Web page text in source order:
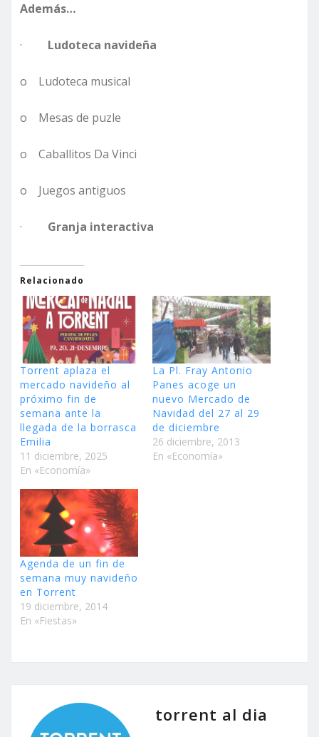
Además…
· Ludoteca navideña
o Ludoteca musical
o Mesas de puzle
o Caballitos Da Vinci
o Juegos antiguos
· Granja interactiva
Relacionado
Torrent aplaza el
mercado navideño al
próximo fin de
semana ante la
llegada de la borrasca
Emilia
11 diciembre, 2025
En «Economía»
La Pl. Fray Antonio
Panes acoge un
nuevo Mercado de
Navidad del 27 al 29
de diciembre
26 diciembre, 2013
En «Economía»
Agenda de un fin de
semana muy navideño
en Torrent
19 diciembre, 2014
En «Fiestas»
torrent al dia